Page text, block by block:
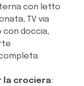
con letto
TV via
doccia,
la crociera: